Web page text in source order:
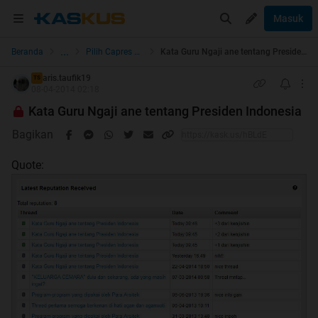
Masuk
Beranda ... Pilih Capres & Caleg Kata Guru Ngaji ane tentang Presiden Indonesia
TS aris.taufik19
Kata Guru Ngaji ane tentang Presiden Indonesia
Bagikan
Quote: